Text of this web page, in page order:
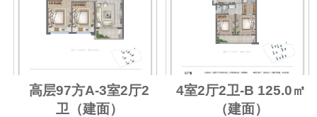
高层97方A-3室2厅2
卫（建面）
4室2厅2卫-B 125.0㎡
（建面）